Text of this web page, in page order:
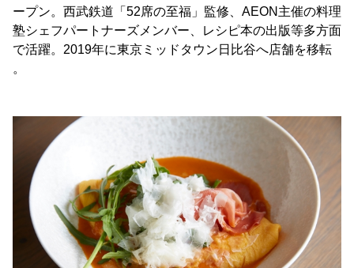
ープン。西武鉄道「52席の至福」監修、AEON主催の料理
塾シェフパートナーズメンバー、レシピ本の出版等多方面
で活躍。2019年に東京ミッドタウン日比谷へ店舗を移転
。